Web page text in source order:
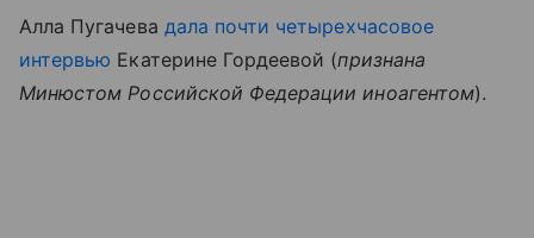
Алла Пугачева дала почти четырехчасовое
интервью Екатерине Гордеевой (признана
Минюстом Российской Федерации иноагентом).